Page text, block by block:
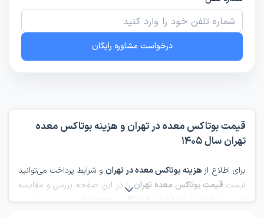
درخواست مشاوره رایگان
قیمت بوتاکس معده در تهران و هزینه بوتاکس معده
تهران سال 1405
برای اطلاع از هزینه بوتاکس معده در تهران و شرایط پرداخت می‌توانید
لیست قیمت بوتاکس معده تهرانرا در این صفحه بررسی و مقایسه
کنید و با اطلاع ازتعرفه و نرخ بوتاکس معده تهران، بهترین تصمیم